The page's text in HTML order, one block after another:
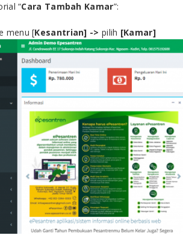
“Cara Tambah Kamar”:
menu [Kesantrian] -> pilih [Kamar]